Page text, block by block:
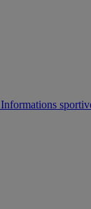
Informations